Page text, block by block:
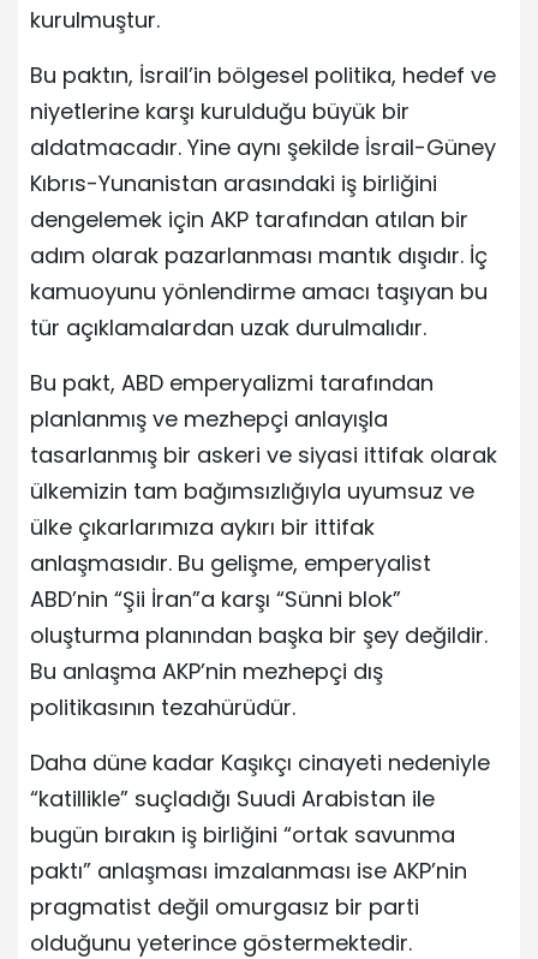
kurulmuştur.
Bu paktın, İsrail’in bölgesel politika, hedef ve
niyetlerine karşı kurulduğu büyük bir
aldatmacadır. Yine aynı şekilde İsrail-Güney
Kıbrıs-Yunanistan arasındaki iş birliğini
dengelemek için AKP tarafından atılan bir
adım olarak pazarlanması mantık dışıdır. İç
kamuoyunu yönlendirme amacı taşıyan bu
tür açıklamalardan uzak durulmalıdır.
Bu pakt, ABD emperyalizmi tarafından
planlanmış ve mezhepçi anlayışla
tasarlanmış bir askeri ve siyasi ittifak olarak
ülkemizin tam bağımsızlığıyla uyumsuz ve
ülke çıkarlarımıza aykırı bir ittifak
anlaşmasıdır. Bu gelişme, emperyalist
ABD’nin “Şii İran”a karşı “Sünni blok”
oluşturma planından başka bir şey değildir.
Bu anlaşma AKP’nin mezhepçi dış
politikasının tezahürüdür.
Daha düne kadar Kaşıkçı cinayeti nedeniyle
“katillikle” suçladığı Suudi Arabistan ile
bugün bırakın iş birliğini “ortak savunma
paktı” anlaşması imzalanması ise AKP’nin
pragmatist değil omurgasız bir parti
olduğunu yeterince göstermektedir.